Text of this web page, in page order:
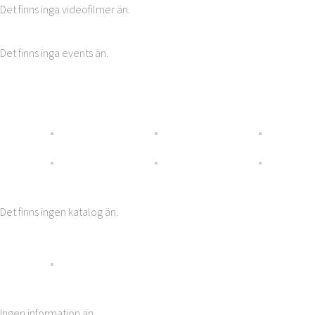
Det finns inga videofilmer än.
Det finns inga events än.
Det finns ingen katalog än.